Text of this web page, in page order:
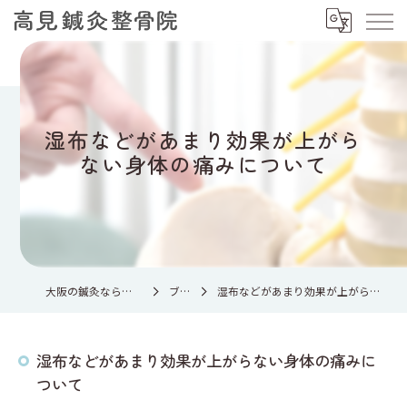
湿布などがあまり効果が上がら
ない身体の痛みについて
大阪の鍼灸なら高見鍼灸整骨院 ブログ 湿布などがあまり効果が上がらない身体の痛みについて
湿布などがあまり効果が上がらない身体の痛みに
ついて